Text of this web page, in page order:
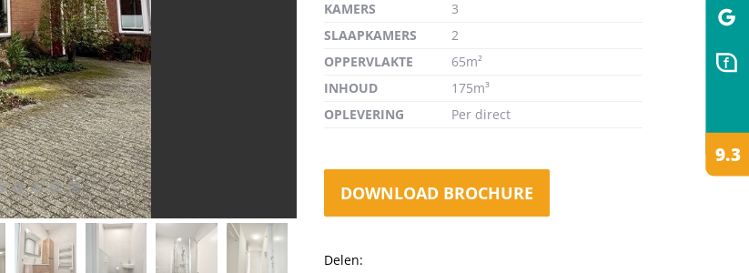
KAMERS
3
SLAAPKAMERS
2
OPPERVLAKTE
65m²
INHOUD
175m³
OPLEVERING
Per direct
DOWNLOAD BROCHURE
Delen: